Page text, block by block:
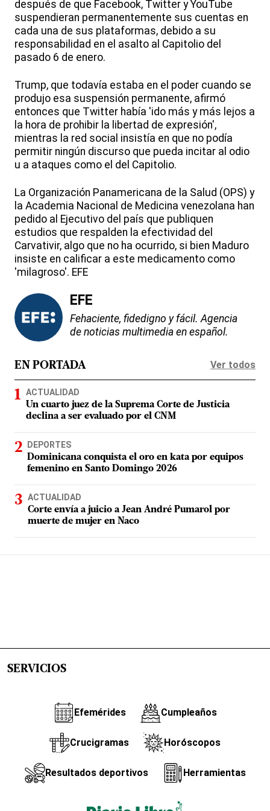
después de que Facebook, Twitter y YouTube
suspendieran permanentemente sus cuentas en
cada una de sus plataformas, debido a su
responsabilidad en el asalto al Capitolio del
pasado 6 de enero.
Trump, que todavía estaba en el poder cuando se
produjo esa suspensión permanente, afirmó
entonces que Twitter había 'ido más y más lejos a
la hora de prohibir la libertad de expresión',
mientras la red social insistía en que no podía
permitir ningún discurso que pueda incitar al odio
u a ataques como el del Capitolio.
La Organización Panamericana de la Salud (OPS) y
la Academia Nacional de Medicina venezolana han
pedido al Ejecutivo del país que publiquen
estudios que respalden la efectividad del
Carvativir, algo que no ha ocurrido, si bien Maduro
insiste en calificar a este medicamento como
'milagroso'. EFE
EFE
Fehaciente, fidedigno y fácil. Agencia
de noticias multimedia en español.
EN PORTADA Ver todos
ACTUALIDAD
Un cuarto juez de la Suprema Corte de Justicia
declina a ser evaluado por el CNM
DEPORTES
Dominicana conquista el oro en kata por equipos
femenino en Santo Domingo 2026
ACTUALIDAD
Corte envía a juicio a Jean André Pumarol por
muerte de mujer en Naco
SERVICIOS
Efemérides Cumpleaños
Crucigramas Horóscopos
Resultados deportivos Herramientas